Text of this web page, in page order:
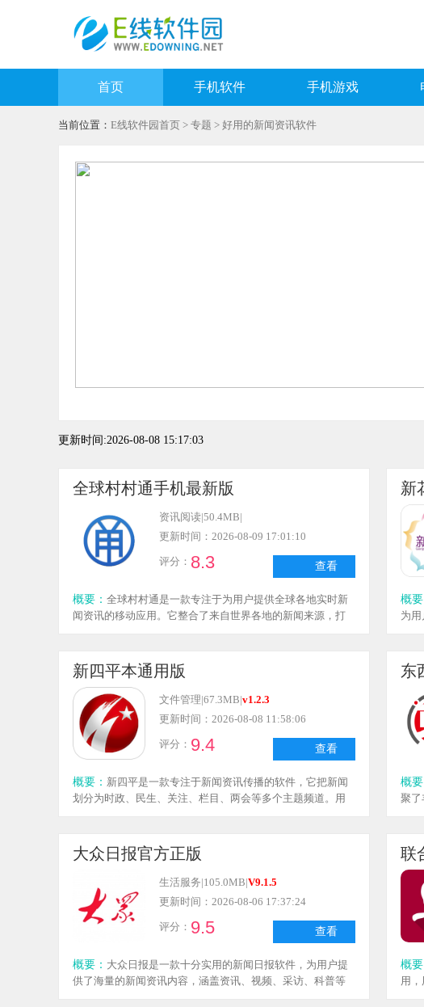
首页 手机软件 手机游戏
当前位置： E线软件园首页 > 专题 > 好用的新闻资讯软件
更新时间:2026-08-08 15:17:03
全球村村通手机最新版
查看
资讯阅读|50.4MB|
更新时间：2026-08-09 17:01:10
评分： 8.3
概要： 全球村村通是一款专注于为用户提供全球各地实时新
闻资讯的移动应用。它整合了来自世界各地的新闻来源，打
提供及时、准确的新闻报道。
新
概要
为
新四平本通用版
查看
文件管理|67.3MB|v1.2.3
更新时间：2026-08-08 11:58:06
评分： 9.4
概要： 新四平是一款专注于新闻资讯传播的软件，它把新闻
划分为时政、民生、关注、栏目、两会等多个主题频道。用
更便捷。此外，软件支持用户参与新闻评论互动，和网友探
讨相关话题，分享对各类事件的见解，致力于打造互动式新
闻传播平台，让看新闻变得更有趣。同时，它还会实时推荐
各类新闻直播，用户可以及时观看，身临其境地了解新闻现
场。有需要的用户，快来使用新四平吧！
东
概要
聚了
识、
大众日报官方正版
查看
生活服务|105.0MB|V9.1.5
更新时间：2026-08-06 17:37:24
评分： 9.5
概要： 大众日报是一款十分实用的新闻日报软件，为用户提
供了海量的新闻资讯内容，涵盖资讯、视频、采访、科普等
联
概要
用